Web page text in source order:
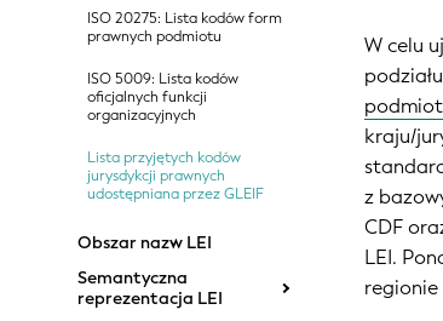
ISO 20275: Lista kodów form
prawnych podmiotu
ISO 5009: Lista kodów
oficjalnych funkcji
organizacyjnych
Lista przyjętych kodów
jurysdykcji prawnych
udostępniana przez GLEIF
Obszar nazw LEI
Semantyczna
reprezentacja LEI
W celu
kraju/
z
CDF
LEI.
regionie